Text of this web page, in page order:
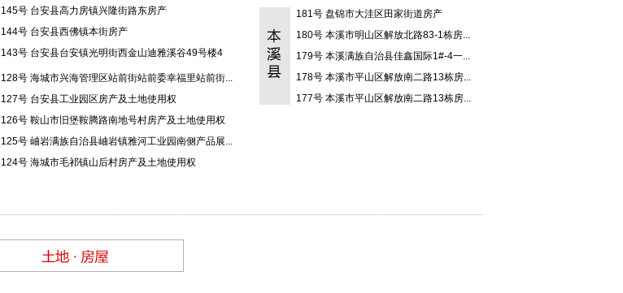
290号 铁西开发区二台委
289号 海城市八里镇粮库综合一号楼南数第五个商业...
288号 海城市兴海管理区钢铁村委会房产
S...
280号 鞍山市铁东区科技路139-14号房产
299号 鞍山市铁西区宁远屯镇小台子村房产及土地使...
298号 海城市经济技术开发区二台子委希望宜城房产...
145号 台安县高力房镇兴隆街路东房产
144号 台安县西佛镇本街房产
143号 台安县台安镇光明街西金山迪雅溪谷49号楼4
层...
142号 台安县台安镇大庆路东段路北金帝大市场第21...
141号 台安镇台盘路38号美伦堡房产2处
140号 台安县金山圣莫丽湾57号楼1单元7层3号房产...
139号 台安县富家镇新华农场辽河滩地
138号 台安县西平林场西平工区3林班3小班土地承包...
133号 台安县西佛镇东佛村门市楼（阳光宝贝）
132号 台安县八角台街道老边村土地及鱼塘承包经营...
130号 台安县台大路南工业园区房产及土地使用权
129号 台安县台北区唐家村房产及土地使用权
128号 海城市兴海管理区站前街站前委幸福里站前街...
127号 台安县工业园区房产及土地使用权
126号 鞍山市旧堡鞍腾路南地号村房产及土地使用权
125号 岫岩满族自治县岫岩镇雅河工业园南侧产品展...
124号 海城市毛祁镇山后村房产及土地使用权
120号 海城市海州管理区北关街合力委弘际公寓卫士...
40号 本溪溪湖街滨河北路房产及土地使...
39号 南芬区郭家街道办事处解放村林权
38号 本溪县政府路商业用房2处
37号 本溪县南甸镇东明村商业用房
36号 本溪县小市镇碱厂堡村办公用房
181号 盘锦市大洼区田家街道房产
180号 本溪市明山区解放北路83-1栋房...
179号 本溪满族自治县佳鑫国际1#-4一...
178号 本溪市平山区解放南二路13栋房...
177号 本溪市平山区解放南二路13栋房...